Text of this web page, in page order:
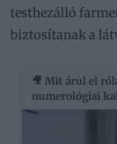
testhezálló
biztosítanak a
🎥 Mit árul el
numerológiai